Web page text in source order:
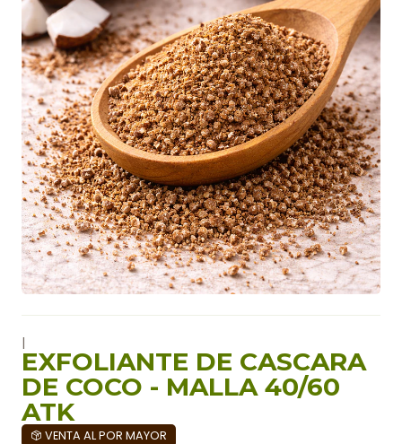
|
EXFOLIANTE DE CASCARA
DE COCO - MALLA 40/60
ATK
VENTA AL POR MAYOR